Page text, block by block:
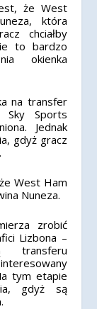
że West
która
chciałby
to bardzo
okienka
na transfer
Sky Sports
Jednak
gdyż gracz
West Ham
Nuneza.
zrobić
Lizbona –
transferu
tym etapie
gdyż są